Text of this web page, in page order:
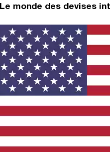
monde des devises